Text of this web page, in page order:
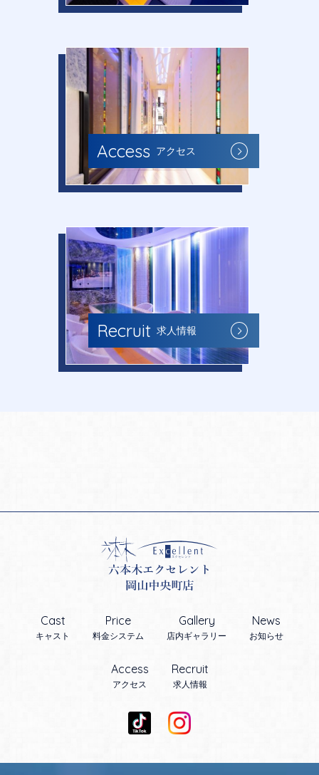
Access アクセス
Recruit 求人情報
Cast
キャスト
Price
料金システム
Gallery
店内ギャラリー
News
お知らせ
Access
アクセス
Recruit
求人情報